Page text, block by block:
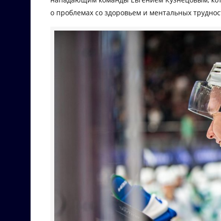
о проблемах со здоровьем и ментальных